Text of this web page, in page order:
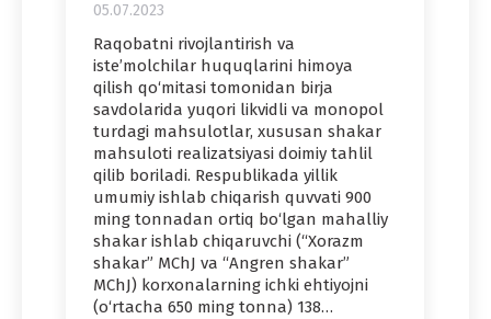
05.07.2023
Raqobatni rivojlantirish va
iste’molchilar huquqlarini himoya
qilish qo‘mitasi tomonidan birja
savdolarida yuqori likvidli va monopol
turdagi mahsulotlar, xususan shakar
mahsuloti realizatsiyasi doimiy tahlil
qilib boriladi. Respublikada yillik
umumiy ishlab chiqarish quvvati 900
ming tonnadan ortiq bo‘lgan mahalliy
shakar ishlab chiqaruvchi (“Xorazm
shakar” MChJ va “Angren shakar”
MChJ) korxonalarning ichki ehtiyojni
(o‘rtacha 650 ming tonna) 138…